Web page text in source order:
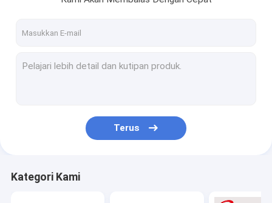
Terus
Kategori Kami